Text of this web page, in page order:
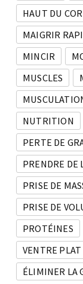
HAUT DU
MAIGRIR
MINCIR
MUSCLES
NUTRITION
PERTE DE
PRENDRE DE
PRISE DE
PRISE DE
PROTÉINES
VENTRE PLAT
ÉLIMINER LA